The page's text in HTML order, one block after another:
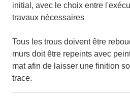
initial, avec le choix entre
travaux nécessaires
Tous les trous doivent être
murs doit être repeints avec
mat afin de laisser une finition
trace.